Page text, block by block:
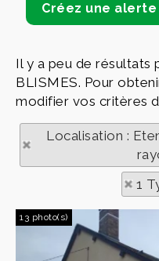
Il y a peu de résultats
BLISMES. Pour
modifier vos critères
Localisation :
1
13 photo(s)